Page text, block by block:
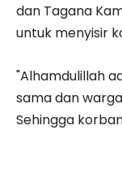
dan Tagana
untuk menyisir
"Alhamdulillah
sama dan
Sehingga